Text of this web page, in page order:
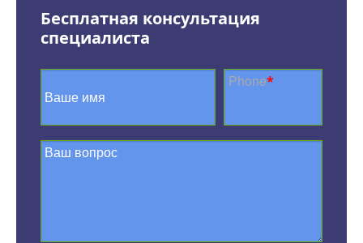
Бесплатная консультация
специалиста
Phone*